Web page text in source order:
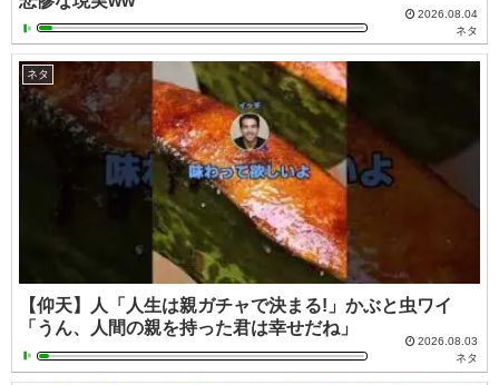
2026.08.04
ネタ
ネタ
【仰天】人「人生は親ガチャで決まる!」かぶと虫ワイ
「うん、人間の親を持った君は幸せだね」
2026.08.03
ネタ